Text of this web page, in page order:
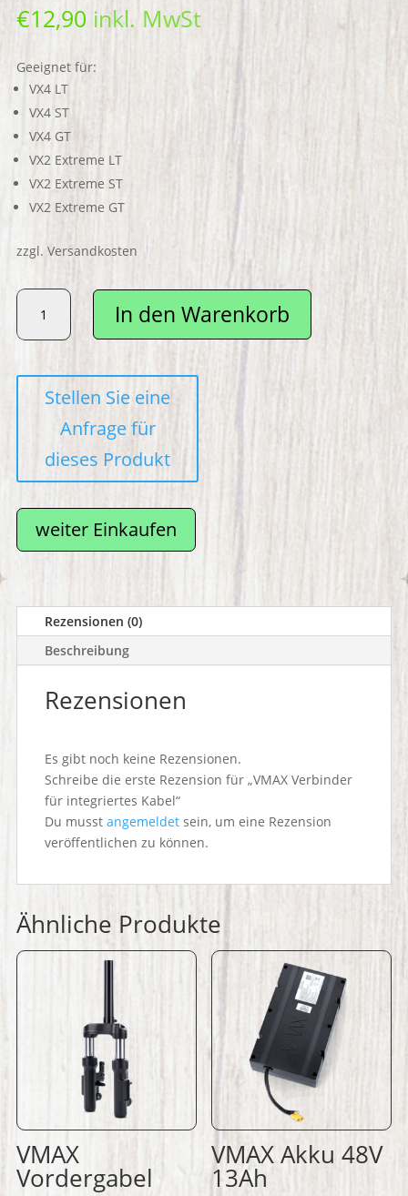
€12,90 inkl. MwSt
Geeignet für:
VX4 LT
VX4 ST
VX4 GT
VX2 Extreme LT
VX2 Extreme ST
VX2 Extreme GT
zzgl. Versandkosten
VMAX
Verbinder
für
Kabel
Menge
In den Warenkorb
weiter Einkaufen
Rezensionen (0)
Beschreibung
Rezensionen
Es gibt noch keine Rezensionen.
Schreibe die erste Rezension für „VMAX Verbinder
für integriertes Kabel“
Du musst angemeldet sein, um eine Rezension
veröffentlichen zu können.
Ähnliche Produkte
VMAX
Vordergabel
VMAX Akku 48V
13Ah